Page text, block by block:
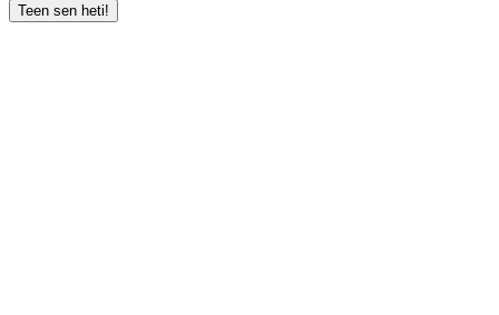
Teen sen heti!